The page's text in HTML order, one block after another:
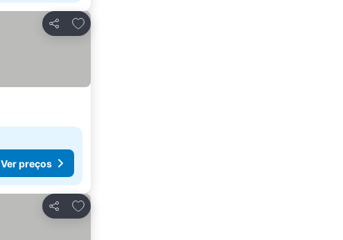
Partilhar
Adicionar aos favoritos
Ver preços
Partilhar
Adicionar aos favoritos